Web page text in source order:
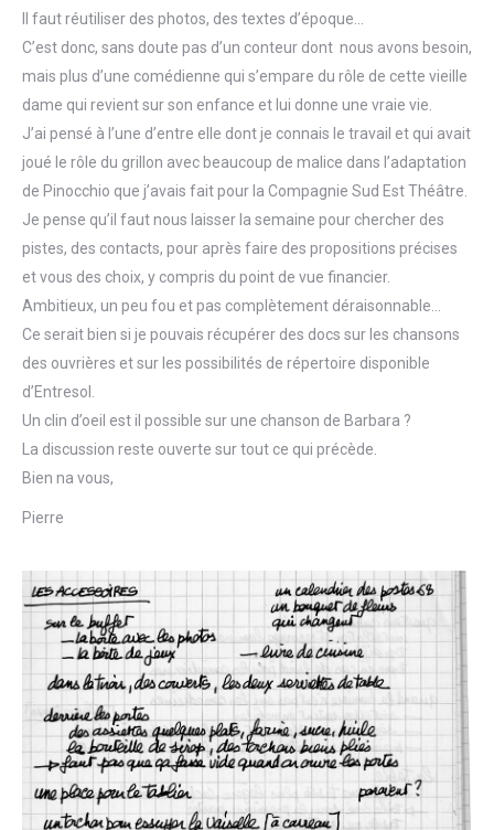
Il faut réutiliser des photos, des textes d’époque…
C’est donc, sans doute pas d’un conteur dont nous avons besoin,
mais plus d’une comédienne qui s’empare du rôle de cette vieille
dame qui revient sur son enfance et lui donne une vraie vie.
J’ai pensé à l’une d’entre elle dont je connais le travail et qui avait
joué le rôle du grillon avec beaucoup de malice dans l’adaptation
de Pinocchio que j’avais fait pour la Compagnie Sud Est Théâtre.
Je pense qu’il faut nous laisser la semaine pour chercher des
pistes, des contacts, pour après faire des propositions précises
et vous des choix, y compris du point de vue financier.
Ambitieux, un peu fou et pas complètement déraisonnable…
Ce serait bien si je pouvais récupérer des docs sur les chansons
des ouvrières et sur les possibilités de répertoire disponible
d’Entresol.
Un clin d’oeil est il possible sur une chanson de Barbara ?
La discussion reste ouverte sur tout ce qui précède.
Bien na vous,
Pierre